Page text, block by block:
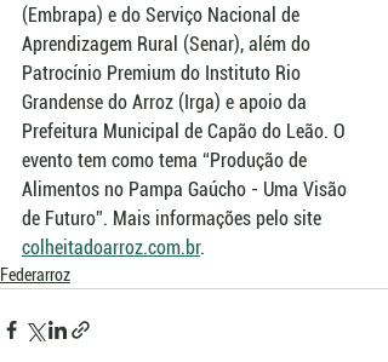
(Embrapa) e do Serviço Nacional de
Aprendizagem Rural (Senar), além do
Patrocínio Premium do Instituto Rio
Grandense do Arroz (Irga) e apoio da
Prefeitura Municipal de Capão do Leão. O
evento tem como tema “Produção de
Alimentos no Pampa Gaúcho - Uma Visão
de Futuro”. Mais informações pelo site
colheitadoarroz.com.br.
Federarroz